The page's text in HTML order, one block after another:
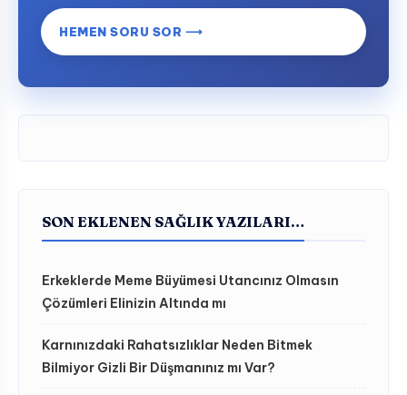
HEMEN SORU SOR ⟶
SON EKLENEN SAĞLIK YAZILARI…
Erkeklerde Meme Büyümesi Utancınız Olmasın
Çözümleri Elinizin Altında mı
Karnınızdaki Rahatsızlıklar Neden Bitmek
Bilmiyor Gizli Bir Düşmanınız mı Var?